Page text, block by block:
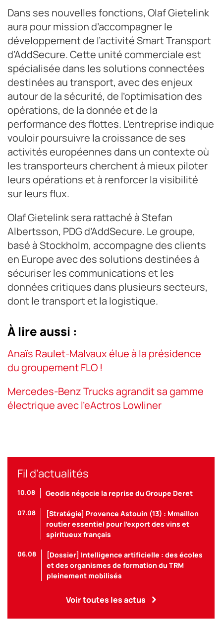
Dans ses nouvelles fonctions, Olaf Gietelink
aura pour mission d’accompagner le
développement de l’activité Smart Transport
d’AddSecure. Cette unité commerciale est
spécialisée dans les solutions connectées
destinées au transport, avec des enjeux
autour de la sécurité, de l’optimisation des
opérations, de la donnée et de la
performance des flottes. L’entreprise indique
vouloir poursuivre la croissance de ses
activités européennes dans un contexte où
les transporteurs cherchent à mieux piloter
leurs opérations et à renforcer la visibilité
sur leurs flux.
Olaf Gietelink sera rattaché à Stefan
Albertsson, PDG d’AddSecure. Le groupe,
basé à Stockholm, accompagne des clients
en Europe avec des solutions destinées à
sécuriser les communications et les
données critiques dans plusieurs secteurs,
dont le transport et la logistique.
À lire aussi :
Anaïs Raulet-Malvaux élue à la présidence
du groupement FLO !
Mercedes-Benz Trucks agrandit sa gamme
électrique avec l'eActros Lowliner
Fil d'actualités
10.08 Geodis négocie la reprise du Groupe Deret
07.08
[Stratégie] Provence Astouin (13) : Mmaillon
routier essentiel pour l’export des vins et
spiritueux français
06.08
[Dossier] Intelligence artificielle : des écoles
et des organismes de formation du TRM
pleinement mobilisés
Voir toutes les actus